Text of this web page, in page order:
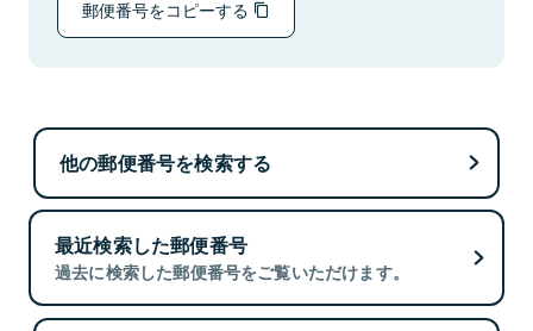
郵便番号をコピーする
他の郵便番号を検索する
最近検索した郵便番号
過去に検索した郵便番号をご覧いただけます。